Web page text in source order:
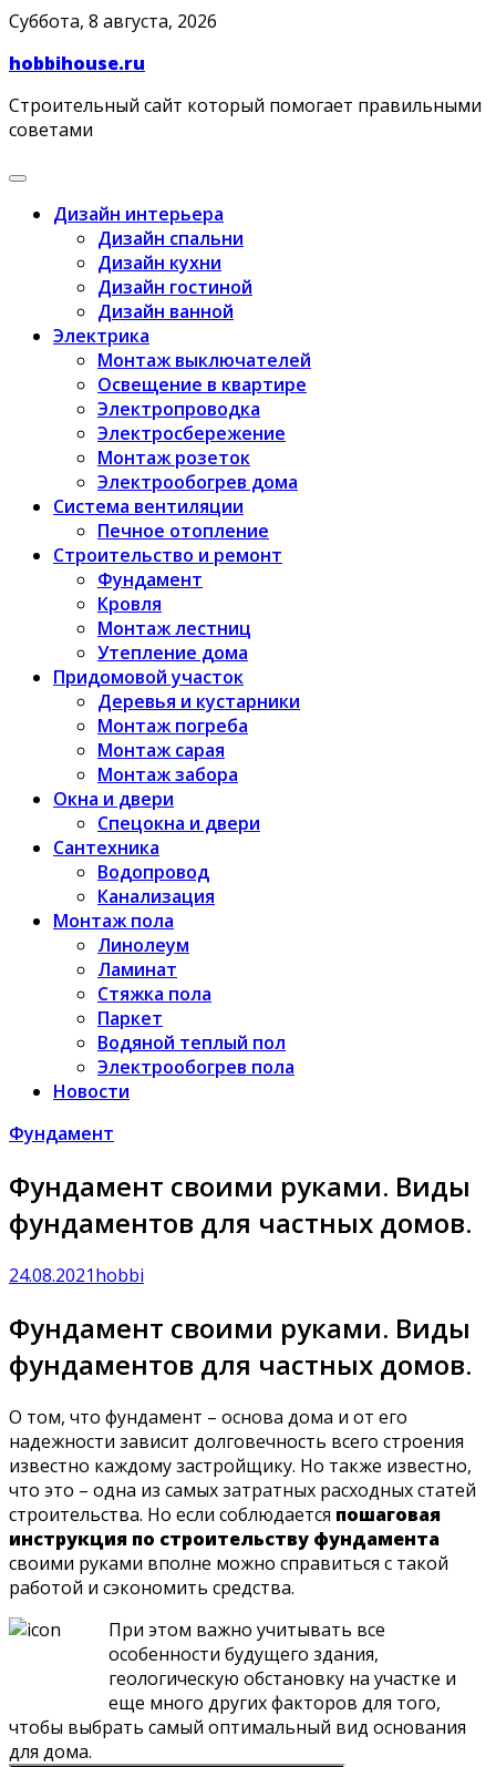
Skip
content
Суббота, 8 августа, 2026
hobbihouse.ru
Строительный сайт который помогает правильными
советами
Дизайн интерьера
Дизайн спальни
Дизайн кухни
Дизайн гостиной
Дизайн ванной
Электрика
Монтаж выключателей
Освещение в квартире
Электропроводка
Электросбережение
Монтаж розеток
Электрообогрев дома
Система вентиляции
Печное отопление
Строительство и ремонт
Фундамент
Кровля
Монтаж лестниц
Утепление дома
Придомовой участок
Деревья и кустарники
Монтаж погреба
Монтаж сарая
Монтаж забора
Окна и двери
Спецокна и двери
Сантехника
Водопровод
Канализация
Монтаж пола
Линолеум
Ламинат
Стяжка пола
Паркет
Водяной теплый пол
Электрообогрев пола
Новости
Фундамент
Фундамент своими руками. Виды
фундаментов для частных домов.
24.08.2021hobbi
Фундамент своими руками. Виды
фундаментов для частных домов.
О том, что фундамент – основа дома и от его
надежности зависит долговечность всего строения
известно каждому застройщику. Но также известно,
что это – одна из самых затратных расходных статей
строительства. Но если соблюдается пошаговая
инструкция по строительству фундамента
своими руками вполне можно справиться с такой
работой и сэкономить средства.
При этом важно учитывать все
особенности будущего здания,
геологическую обстановку на участке и
еще много других факторов для того,
чтобы выбрать самый оптимальный вид основания
для дома.